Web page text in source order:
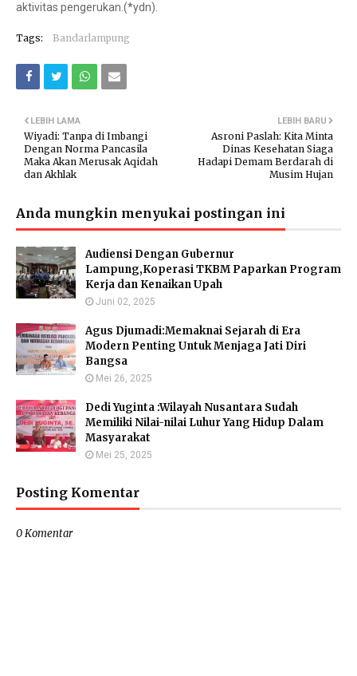
aktivitas pengerukan.(*ydn).
Tags: Bandarlampung
LEBIH BARU
Asroni Paslah: Kita Minta
Dinas Kesehatan Siaga
Hadapi Demam Berdarah di
Musim Hujan
LEBIH LAMA
Wiyadi: Tanpa di Imbangi
Dengan Norma Pancasila
Maka Akan Merusak Aqidah
dan Akhlak
Anda mungkin menyukai postingan ini
Audiensi Dengan Gubernur
Lampung,Koperasi TKBM Paparkan Program
Kerja dan Kenaikan Upah
Juni 02, 2025
Agus Djumadi:Memaknai Sejarah di Era
Modern Penting Untuk Menjaga Jati Diri
Bangsa
Mei 26, 2025
Dedi Yuginta :Wilayah Nusantara Sudah
Memiliki Nilai-nilai Luhur Yang Hidup Dalam
Masyarakat
Mei 25, 2025
Posting Komentar
0 Komentar